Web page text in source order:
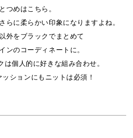
つめはこちら。
らに柔らかい印象になりますよね。
外をブラックでまとめて
ンのコーディネートに。
は個人的に好きな組み合わせ。
ションにもニットは必須！